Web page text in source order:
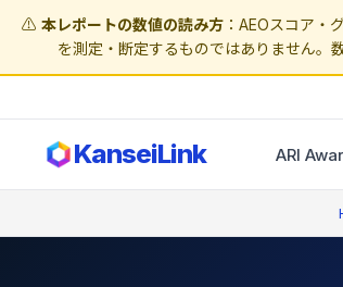
⚠️ 本レポートの数値の読み方：AEOスコア・
を測定・断定するものではありません。
KanseiLink ARI